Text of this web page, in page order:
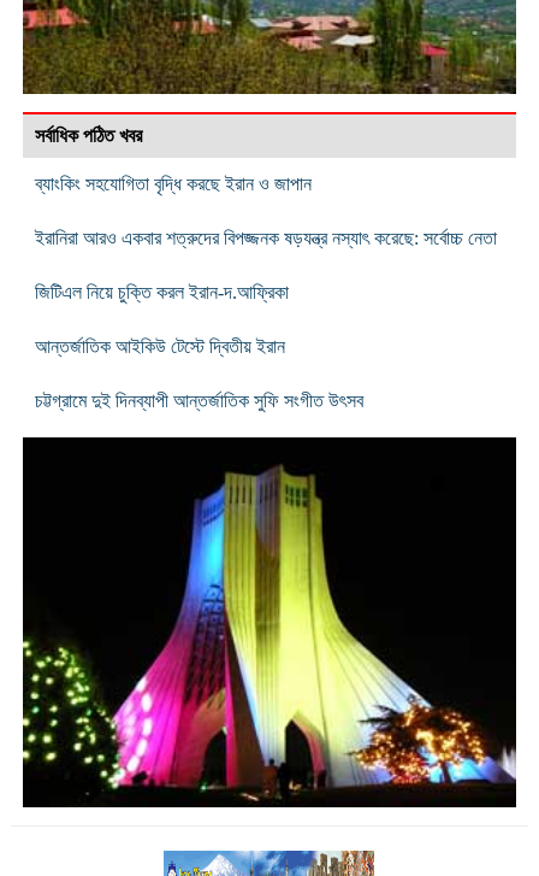
সর্বাধিক পঠিত খবর
ব্যাংকিং সহযোগিতা বৃদ্ধি করছে ইরান ও জাপান
ইরানিরা আরও একবার শত্রুদের বিপজ্জনক ষড়যন্ত্র নস্যাৎ করেছে: সর্বোচ্চ নেতা
জিটিএল নিয়ে চুক্তি করল ইরান-দ.আফ্রিকা
আন্তর্জাতিক আইকিউ টেস্টে দ্বিতীয় ইরান
চট্টগ্রামে দুই দিনব্যাপী আন্তর্জাতিক সুফি সংগীত উৎসব